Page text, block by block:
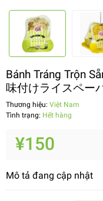
Bánh Tráng Trộn
味付けライスペー
Thương hiệu: Việt Nam
Tình trạng: Hết hàng
¥150
Mô tả đang cập nhật